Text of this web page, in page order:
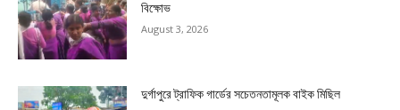
বিক্ষোভ
August 3, 2026
দুর্গাপুরে ট্রাফিক গার্ডের সচেতনতামূলক বাইক মিছিল